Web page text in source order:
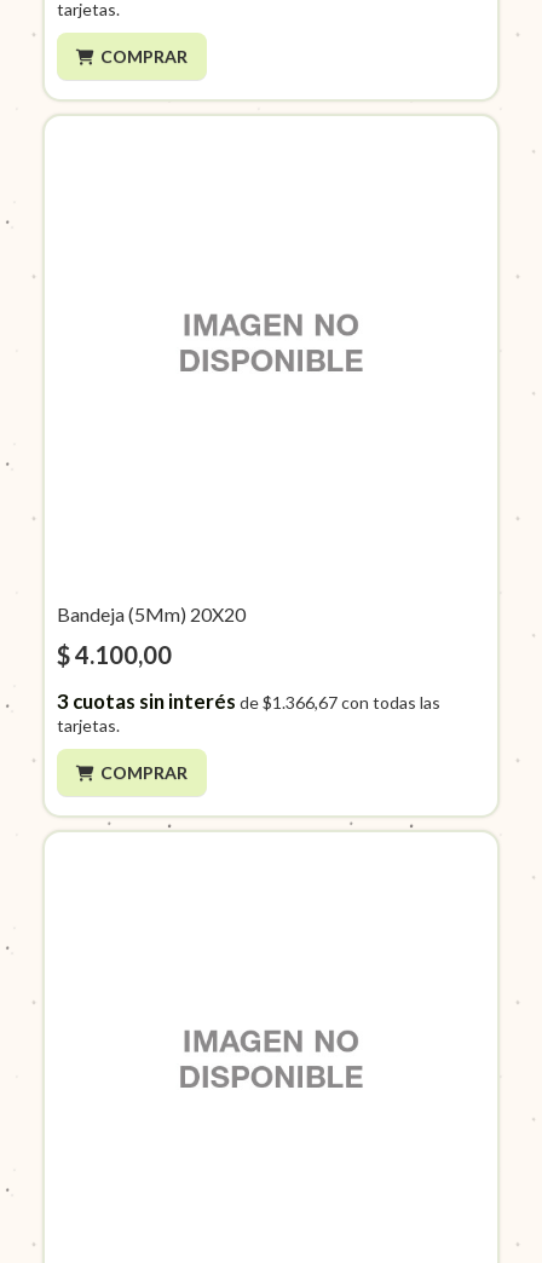
tarjetas.
COMPRAR
Bandeja (5Mm) 20X20
$ 4.100,00
3cuotas sin interés de$1.366,67con todas las
tarjetas.
COMPRAR